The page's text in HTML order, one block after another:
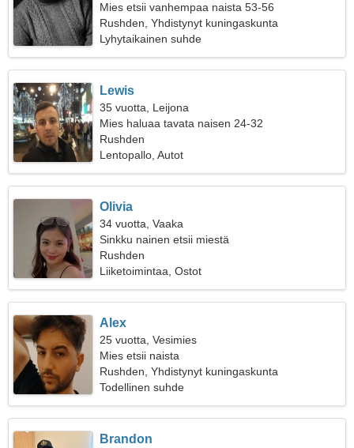
Mies etsii vanhempaa naista 53-56
Rushden, Yhdistynyt kuningaskunta
Lyhytaikainen suhde
Lewis
35 vuotta, Leijona
Mies haluaa tavata naisen 24-32
Rushden
Lentopallo, Autot
Olivia
34 vuotta, Vaaka
Sinkku nainen etsii miestä
Rushden
Liiketoimintaa, Ostot
Alex
25 vuotta, Vesimies
Mies etsii naista
Rushden, Yhdistynyt kuningaskunta
Todellinen suhde
Brandon